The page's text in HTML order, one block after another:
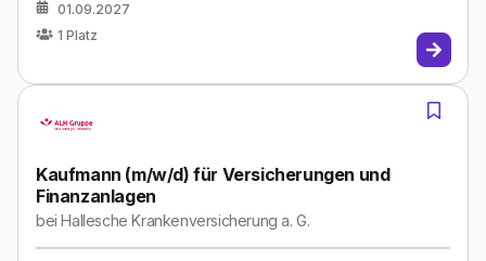
01.09.2027
1 Platz
Kaufmann (m/w/d) für Versicherungen und
Finanzanlagen
beiHallesche Krankenversicherung a. G.